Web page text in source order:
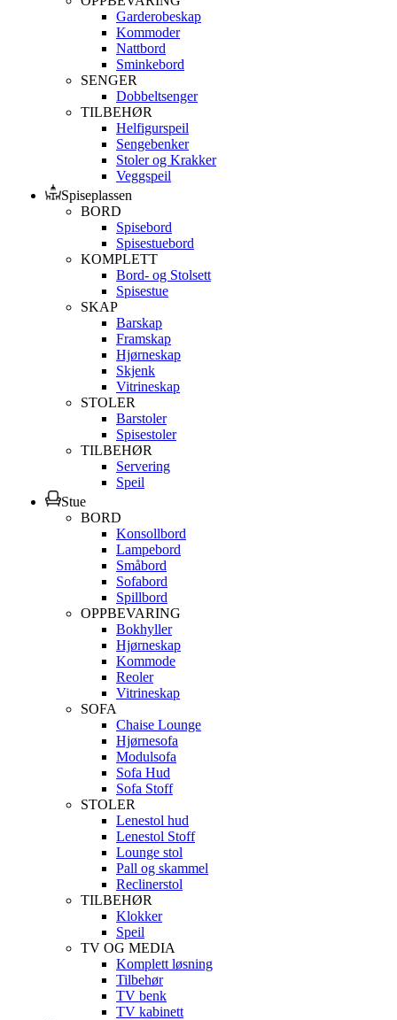
Garderobeskap
Kommoder
Nattbord
Sminkebord
SENGER
Dobbeltsenger
TILBEHØR
Helfigurspeil
Sengebenker
Stoler og Krakker
Veggspeil
Spiseplassen
BORD
Spisebord
Spisestuebord
KOMPLETT
Bord- og Stolsett
Spisestue
SKAP
Barskap
Framskap
Hjørneskap
Skjenk
Vitrineskap
STOLER
Barstoler
Spisestoler
TILBEHØR
Servering
Speil
Stue
BORD
Konsollbord
Lampebord
Småbord
Sofabord
Spillbord
OPPBEVARING
Bokhyller
Hjørneskap
Kommode
Reoler
Vitrineskap
SOFA
Chaise Lounge
Hjørnesofa
Modulsofa
Sofa Hud
Sofa Stoff
STOLER
Lenestol hud
Lenestol Stoff
Lounge stol
Pall og skammel
Reclinerstol
TILBEHØR
Klokker
Speil
TV OG MEDIA
Komplett løsning
Tilbehør
TV benk
TV kabinett